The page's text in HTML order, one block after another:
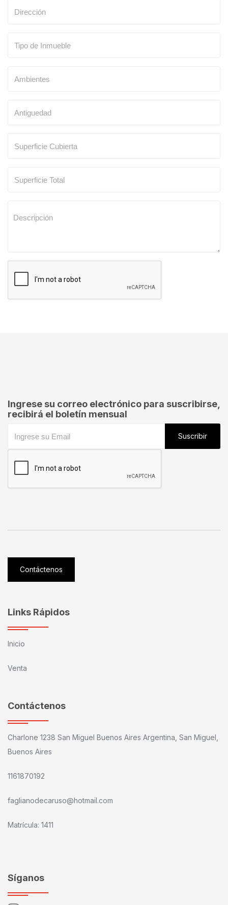
Ingrese su correo electrónico para suscribirse,
recibirá el boletín mensual
Suscribir
Contáctenos
Links Rápidos
Inicio
Venta
Contáctenos
Charlone 1238 San Miguel Buenos Aires Argentina, San Miguel,
Buenos Aires
1161870192
faglianodecaruso@hotmail.com
Matrícula: 1411
Síganos